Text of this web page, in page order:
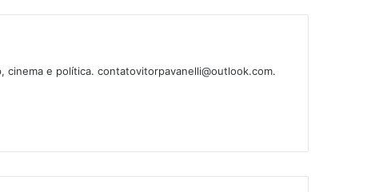
e política. contatovitorpavanelli@outlook.com.